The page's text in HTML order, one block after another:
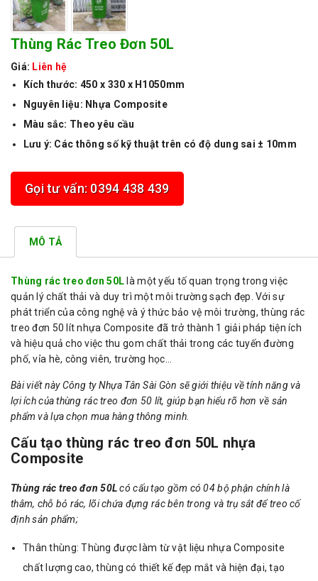
Thùng Rác Treo Đơn 50L
Giá: Liên hệ
Kích thước: 450 x 330 x H1050mm
Nguyên liệu: Nhựa Composite
Màu sắc: Theo yêu cầu
Lưu ý: Các thông số kỹ thuật trên có độ dung sai ± 10mm
Gọi tư vấn: 0394 438 439
MÔ TẢ
Thùng rác treo đơn 50L là một yếu tố quan trọng trong việc
quản lý chất thải và duy trì một môi trường sạch đẹp. Với sự
phát triển của công nghệ và ý thức bảo vệ môi trường, thùng rác
treo đơn 50 lít nhựa Composite đã trở thành 1 giải pháp tiện ích
và hiệu quả cho việc thu gom chất thải trong các tuyến đường
phố, vỉa hè, công viên, trường học…
Bài viết này Công ty Nhựa Tân Sài Gòn sẽ giới thiệu về tính năng và
lợi ích của thùng rác treo đơn 50 lít, giúp bạn hiểu rõ hơn về sản
phẩm và lựa chọn mua hàng thông minh.
Cấu tạo thùng rác treo đơn 50L nhựa
Composite
Thùng rác treo đơn 50Lcó cấu tạo gồm có 04 bộ phận chính là
thâm, chỗ bỏ rác, lõi chứa đựng rác bên trong và trụ sắt để treo cố
định sản phẩm;
Thân thùng: Thùng được làm từ vật liệu nhựa Composite
chất lượng cao, thùng có thiết kế đẹp mắt và hiện đại, tạo